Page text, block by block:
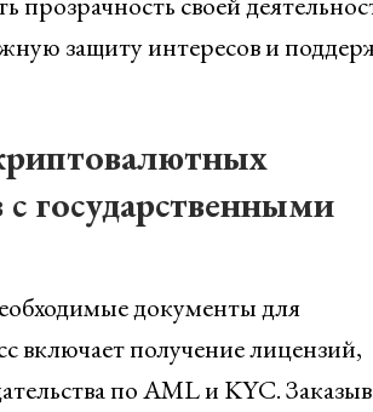
защиту интересов и
государственными
документы для
включает получение лицензий,
по AML и KYC.